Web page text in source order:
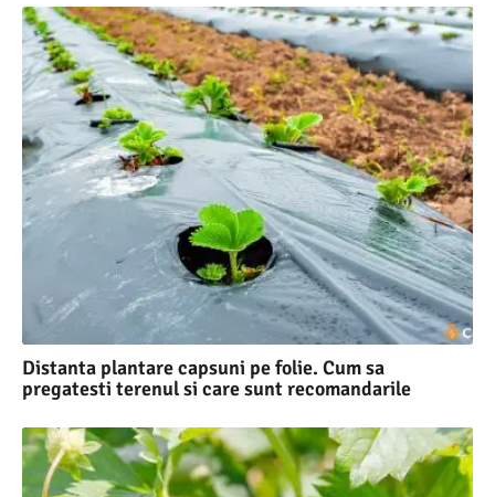
Distanta plantare capsuni pe folie. Cum sa
pregatesti terenul si care sunt recomandarile